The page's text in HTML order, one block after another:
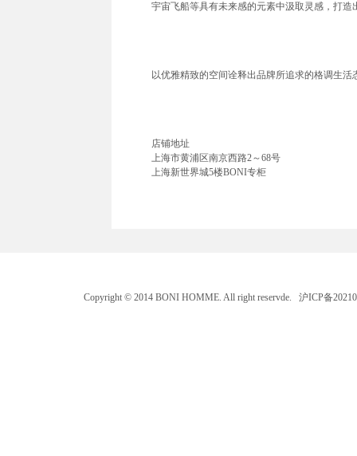
宇宙飞船等具有未来感的元素中汲取灵感，打造
以优雅精致的空间诠释出品牌所追求的格调生
店铺地址
上海市黄浦区南京西路2～68号
上海新世界城5楼BONI专柜
Copyright © 2014 BONI HOMME. All right reservde. 沪ICP备